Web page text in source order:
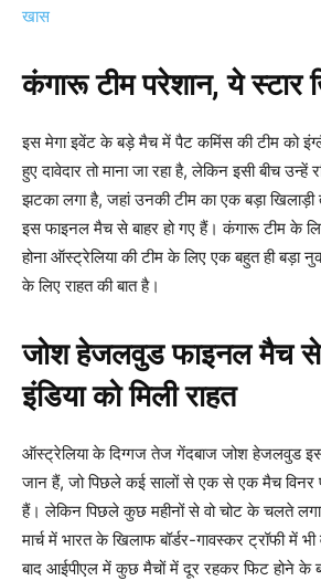
खास
कंगारू टीम परेशान, ये स्टार
इस मेगा इवेंट के बड़े मैच में पैट कमिंस की टीम को
हुए दावेदार तो माना जा रहा है, लेकिन इसी बीच उन्हें
झटका लगा है, जहां उनकी टीम का एक बड़ा
इस फाइनल मैच से बाहर हो गए हैं। कंगारू टीम के
होना ऑस्ट्रेलिया की टीम के लिए एक बहुत ही बड़ा
के लिए राहत की बात है।
जोश हेजलवुड फाइनल मैच से
इंडिया को मिली राहत
ऑस्ट्रेलिया के दिग्गज तेज गेंदबाज जोश हेजलवुड इस
जान हैं, जो पिछले कई सालों से एक से एक मैच विनर
हैं। लेकिन पिछले कुछ महीनों से वो चोट के चलते
मार्च में भारत के खिलाफ बॉर्डर-गावस्कर ट्रॉफी में
बाद आईपीएल में कुछ मैचों में दूर रहकर फिट होने के